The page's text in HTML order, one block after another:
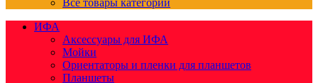
Все товары категории
ИФА
Аксессуары для ИФА
Мойки
Ориентаторы и пленки для планшетов
Планшеты